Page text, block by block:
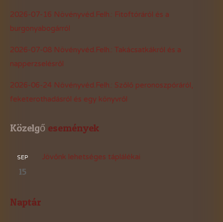
2026-07-16 Növényvéd.Felh.: Fitoftóráról és a
burgonyabogárról
2026-07-08 Növényvéd.Felh.: Takácsatkákról és a
napperzselésről
2026-06-24 Növényvéd.Felh.: Szőlő peronoszpóráról,
feketerothadásról és egy könyvről
Közelgő események
SEP
15
Jövőnk lehetséges táplálékai
Naptár